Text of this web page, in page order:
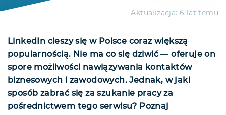
Aktualizacja: 6 lat temu
LinkedIn cieszy się w Polsce coraz większą
popularnością. Nie ma co się dziwić— oferuje on
spore możliwości nawiązywania kontaktów
biznesowych i zawodowych. Jednak, w jaki
sposób zabrać się za szukanie pracy za
pośrednictwem tego serwisu? Poznaj